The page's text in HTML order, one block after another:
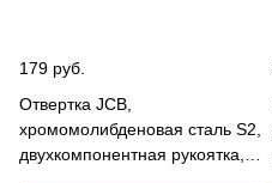
179 руб.
Отвертка JCB,
хромомолибденовая сталь S2,
двухкомпонентная рукоятка,